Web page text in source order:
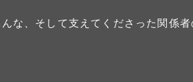
な、そして支えてくださった関係